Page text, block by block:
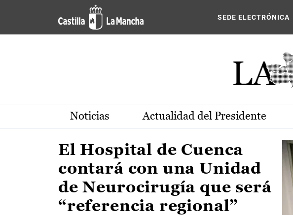
Pasar al contenido principal
Actualidad de la región de Castilla-
SEDE ELECTRÓNICA
Noticias Actualidad del Presidente
El Hospital de Cuenca
contará con una Unidad
de Neurocirugía que será
“referencia regional”